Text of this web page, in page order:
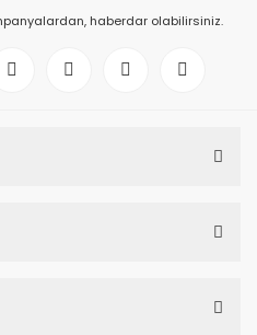
haberdar olabilirsiniz.